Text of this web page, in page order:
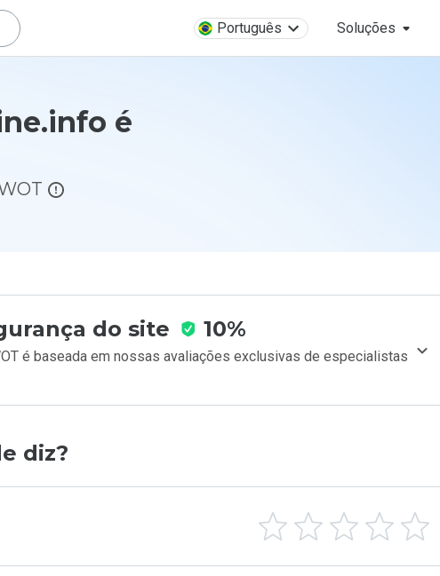
Português Soluções
é
do site 10%
é baseada em nossas avaliações exclusivas de especialistas
diz?